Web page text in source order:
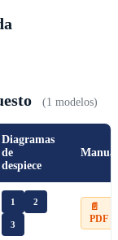
(1 modelos)
Diagramas
de
despiece
Manual
1 2
3
📄
PDF